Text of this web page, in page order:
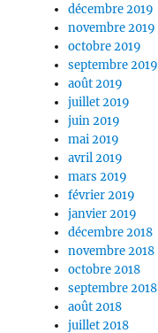
décembre 2019
novembre 2019
octobre 2019
septembre 2019
août 2019
juillet 2019
juin 2019
mai 2019
avril 2019
mars 2019
février 2019
janvier 2019
décembre 2018
novembre 2018
octobre 2018
septembre 2018
août 2018
juillet 2018